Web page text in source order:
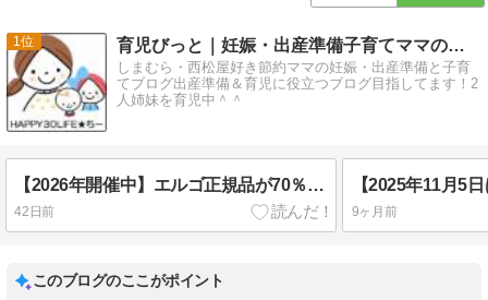
1 育児びっと｜妊娠・出産準備子育てママのブログ
しまむら・西松屋好き節約ママの妊娠・出産準備と子育
てブログ出産準備＆育児に役立つブログ目指してます！2
人姉妹を育児中＾＾
【2026年開催中】エルゴ正規品が70％OFF！ダッドウェイセール
42日前 9ヶ月前
このブログのここがポイント